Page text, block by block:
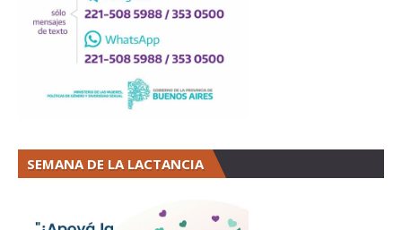
SEMANA DE LA LACTANCIA